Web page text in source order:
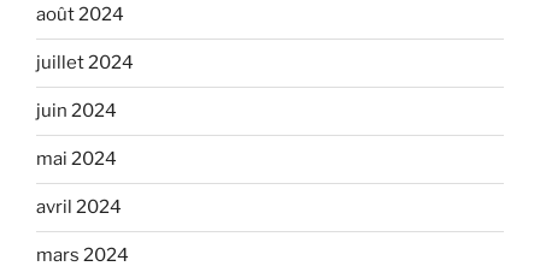
août 2024
juillet 2024
juin 2024
mai 2024
avril 2024
mars 2024